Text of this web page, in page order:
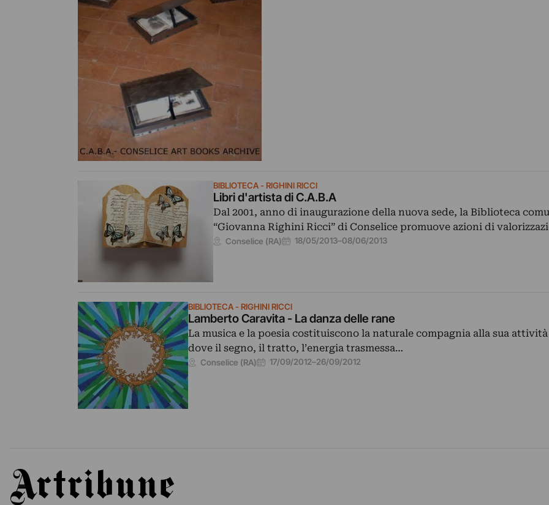
BIBLIOTECA - RIGHINI RICCI
Libri d'artista di C.A.B.A
Dal 2001, anno di inaugurazione della nuova sede, la Biblioteca
“Giovanna Righini Ricci” di Conselice promuove azioni di
Conselice (RA) 18/05/2013–08/06/2013
BIBLIOTECA - RIGHINI RICCI
Lamberto Caravita - La danza delle rane
La musica e la poesia costituiscono la naturale compagnia alla sua
dove il segno, il tratto, l’energia trasmessa…
Conselice (RA) 17/09/2012–26/09/2012
Artribune